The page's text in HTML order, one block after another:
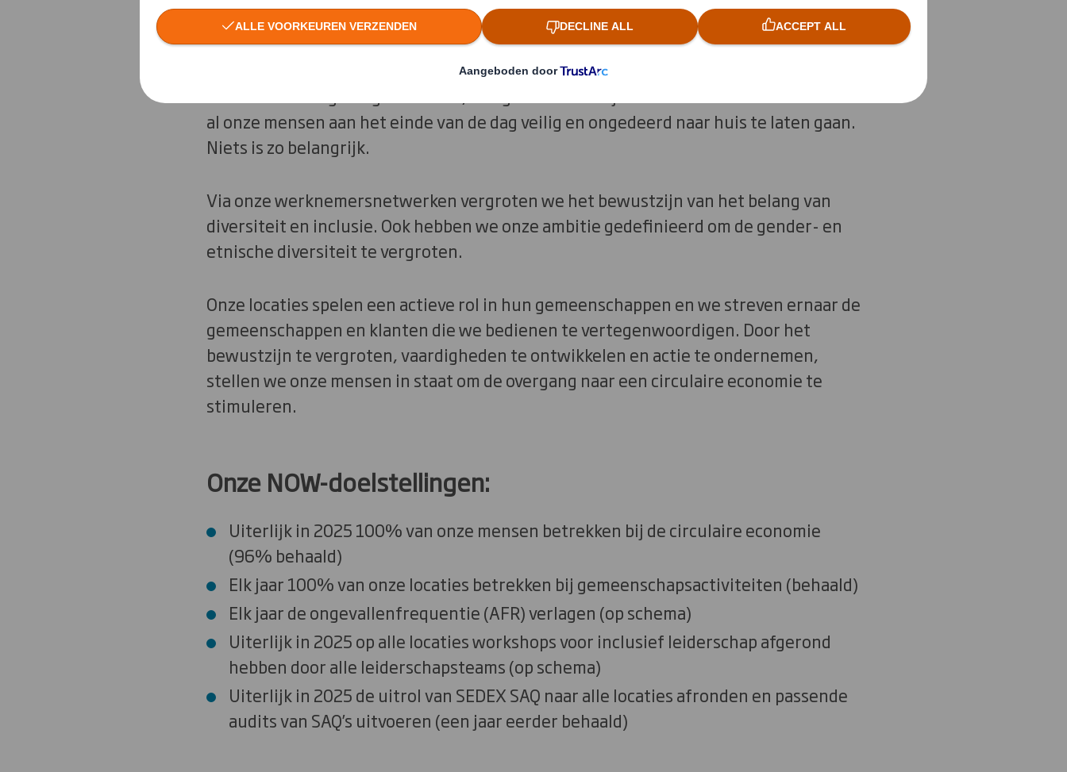
We erkennen dat veilige, diverse en inclusieve bedrijven duurzame bedrijven zijn.
al onze mensen aan het einde van de dag veilig en ongedeerd naar huis te laten gaan.
Niets is zo belangrijk.
Via onze werknemersnetwerken vergroten we het bewustzijn van het belang van
diversiteit en inclusie. Ook hebben we onze ambitie gedefinieerd om de gender- en
etnische diversiteit te vergroten.
Onze locaties spelen een actieve rol in hun gemeenschappen en we streven ernaar de
gemeenschappen en klanten die we bedienen te vertegenwoordigen. Door het
bewustzijn te vergroten, vaardigheden te ontwikkelen en actie te ondernemen,
stellen we onze mensen in staat om de overgang naar een circulaire economie te
stimuleren.
Onze NOW-doelstellingen:
Uiterlijk in 2025 100% van onze mensen betrekken bij de circulaire economie
(96% behaald)
Elk jaar 100% van onze locaties betrekken bij gemeenschapsactiviteiten (behaald)
Elk jaar de ongevallenfrequentie (AFR) verlagen (op schema)
Uiterlijk in 2025 op alle locaties workshops voor inclusief leiderschap afgerond
hebben door alle leiderschapsteams (op schema)
Uiterlijk in 2025 de uitrol van SEDEX SAQ naar alle locaties afronden en passende
audits van SAQ’s uitvoeren (een jaar eerder behaald)